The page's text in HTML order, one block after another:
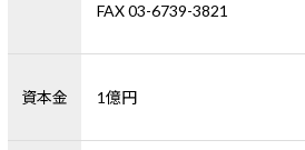
FAX 03-6739-3821
資本金 1億円